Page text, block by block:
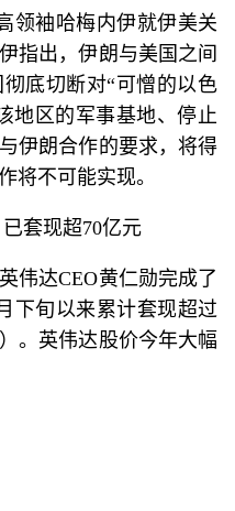
领袖哈梅内伊就伊美关
指出，伊朗与美国之间
底切断对“可憎的以色
地区的军事基地、停止
伊朗合作的要求，将得
将不可能实现。
套现超70亿元
伟达CEO黄仁勋完成了
下旬以来累计套现超过
。英伟达股价今年大幅